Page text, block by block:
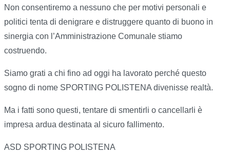
Non consentiremo a nessuno che per motivi personali e
politici tenta di denigrare e distruggere quanto di buono in
sinergia con l’Amministrazione Comunale stiamo
costruendo.
Siamo grati a chi fino ad oggi ha lavorato perché questo
sogno di nome SPORTING POLISTENA divenisse realtà.
Ma i fatti sono questi, tentare di smentirli o cancellarli è
impresa ardua destinata al sicuro fallimento.
ASD SPORTING POLISTENA